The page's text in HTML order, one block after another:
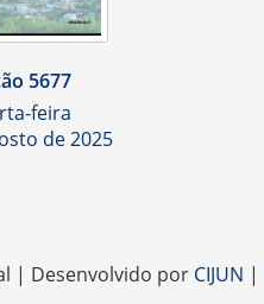
5677
feira
de 2025
| Desenvolvido por CIJUN |